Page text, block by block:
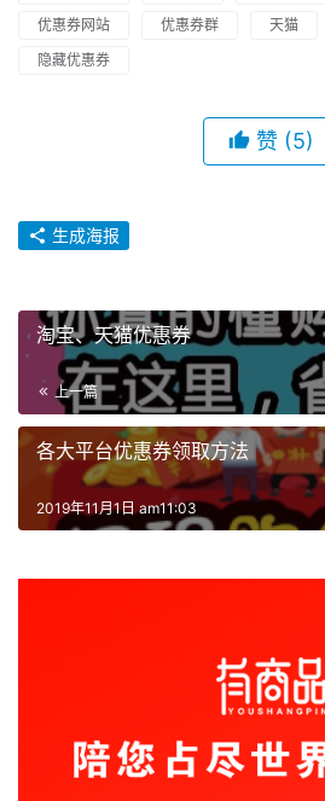
优惠券网站
优惠券群 天猫
隐藏优惠券
赞 (5)
生成海报
淘宝、天猫优惠券
上一篇
各大平台优惠券领取方法
2019年11月1日 am11:03